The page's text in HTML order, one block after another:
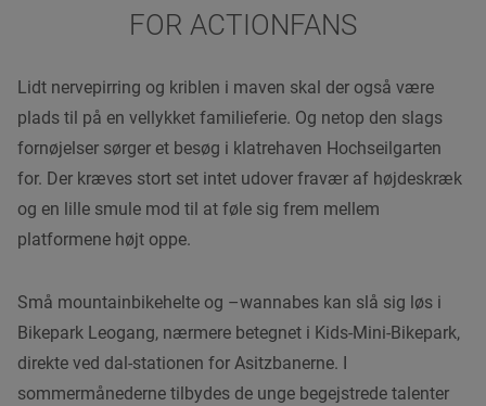
FOR ACTIONFANS
Lidt nervepirring og kriblen i maven skal der også være
plads til på en vellykket familieferie. Og netop den slags
fornøjelser sørger et besøg i klatrehaven Hochseilgarten
for. Der kræves stort set intet udover fravær af højdeskræk
og en lille smule mod til at føle sig frem mellem
platformene højt oppe.
Små mountainbikehelte og –wannabes kan slå sig løs i
Bikepark Leogang, nærmere betegnet i Kids-Mini-Bikepark,
direkte ved dal-stationen for Asitzbanerne. I
sommermånederne tilbydes de unge begejstrede talenter